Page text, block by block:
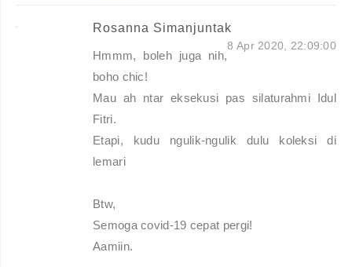
Rosanna Simanjuntak
8 Apr 2020, 22:09:00
Hmmm, boleh juga nih,
boho chic!
Mau ah ntar eksekusi pas silaturahmi Idul
Fitri.
Etapi, kudu ngulik-ngulik dulu koleksi di
lemari
Btw,
Semoga covid-19 cepat pergi!
Aamiin.